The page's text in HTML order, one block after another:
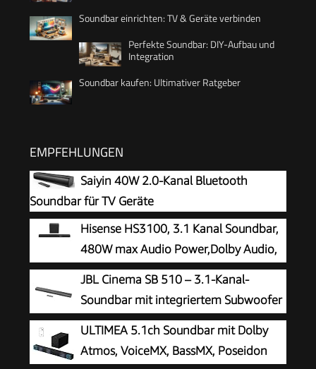
Soundbar einrichten: TV & Geräte verbinden
Perfekte Soundbar: DIY-Aufbau und
Integration
Soundbar kaufen: Ultimativer Ratgeber
EMPFEHLUNGEN
Saiyin 40W 2.0-Kanal Bluetooth
Soundbar für TV Geräte
Hisense HS3100, 3.1 Kanal Soundbar,
480W max Audio Power,Dolby Audio,
DTS Virtual:X, 6.5 Wireless subwoofer, TV Mode,
EzPlay
JBL Cinema SB 510 – 3.1-Kanal-
Soundbar mit integriertem Subwoofer
für Heimkino Sound-System – Mit
Bluetooth-Musik-Streaming und Dolby Audio –
Schwarz
ULTIMEA 5.1ch Soundbar mit Dolby
Atmos, VoiceMX, BassMX, Poseidon